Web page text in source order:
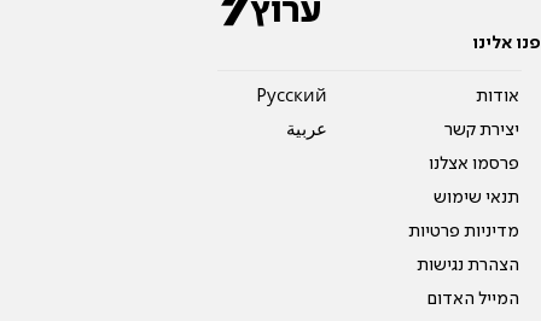
פנו אלינו
אודות
יצירת קשר
פרסמו אצלנו
תנאי שימוש
מדיניות פרטיות
הצהרת נגישות
המייל האדום
Pусский
عربية